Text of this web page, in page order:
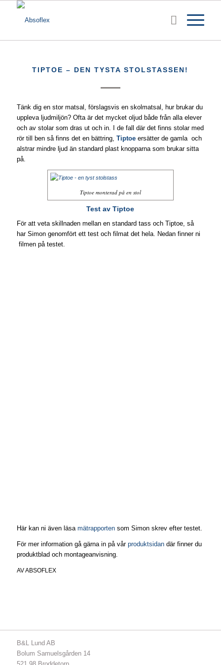
TIPTOE – DEN TYSTA STOLSTASSEN!
Tänk dig en stor matsal, förslagsvis en skolmatsal, hur brukar du
uppleva ljudmiljön? Ofta är det mycket oljud både från alla elever
och av stolar som dras ut och in. I de fall där det finns stolar med
rör till ben så finns det en bättring, Tiptoe ersätter de gamla och
alstrar mindre ljud än standard plast knopparna som brukar sitta
på.
Tiptoe monterad på en stol
Test av Tiptoe
För att veta skillnaden mellan en standard tass och Tiptoe, så
har Simon genomfört ett test och filmat det hela. Nedan finner ni
filmen på testet.
Här kan ni även läsa mätrapportensom Simon skrev efter testet.
För mer information gå gärna in på vår produktsidandär finner du
produktblad och montageanvisning.
AVABSOFLEX
B&L Lund AB
Bolum Samuelsgården 14